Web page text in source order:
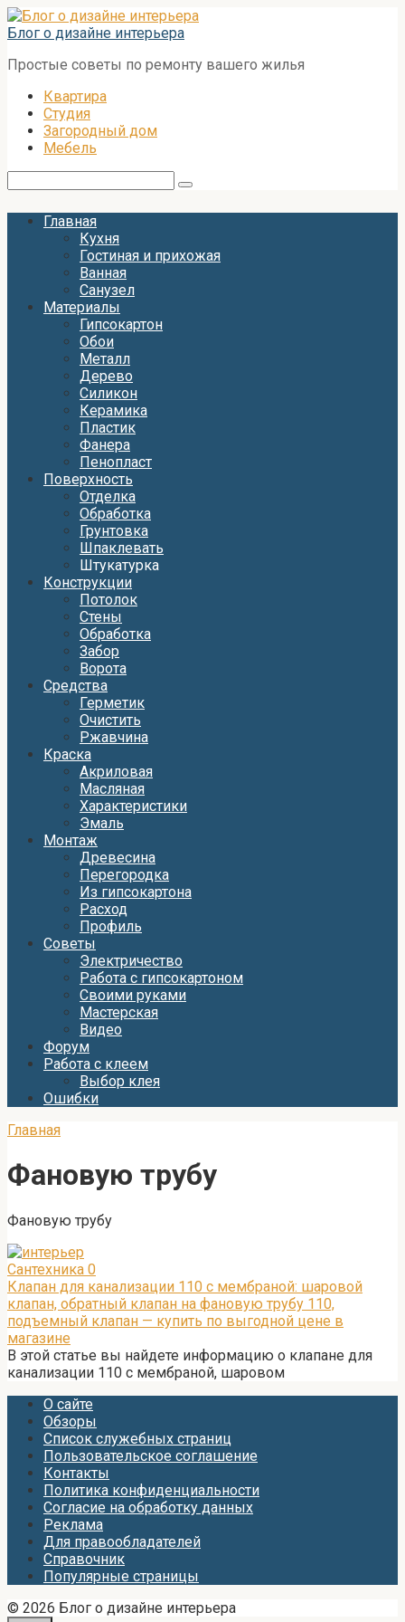
Перейти
к
Блог о дизайне интерьера
Простые советы по ремонту вашего жилья
Квартира
Студия
Загородный дом
Мебель
Главная
Кухня
Гостиная и прихожая
Ванная
Санузел
Материалы
Гипсокартон
Обои
Металл
Дерево
Силикон
Керамика
Пластик
Фанера
Пенопласт
Поверхность
Отделка
Обработка
Грунтовка
Шпаклевать
Штукатурка
Конструкции
Потолок
Стены
Обработка
Забор
Ворота
Средства
Герметик
Очистить
Ржавчина
Краска
Акриловая
Масляная
Характеристики
Эмаль
Монтаж
Древесина
Перегородка
Из гипсокартона
Расход
Профиль
Советы
Электричество
Работа с гипсокартоном
Своими руками
Мастерская
Видео
Форум
Работа с клеем
Выбор клея
Ошибки
Главная
Фановую трубу
Фановую трубу
Сантехника 0
Клапан для канализации 110 с мембраной: шаровой
клапан, обратный клапан на фановую трубу 110,
подъемный клапан — купить по выгодной цене в
магазине
В этой статье вы найдете информацию о клапане для
канализации 110 с мембраной, шаровом
О сайте
Обзоры
Список служебных страниц
Пользовательское соглашение
Контакты
Политика конфиденциальности
Согласие на обработку данных
Реклама
Для правообладателей
Справочник
Популярные страницы
© 2026 Блог о дизайне интерьера